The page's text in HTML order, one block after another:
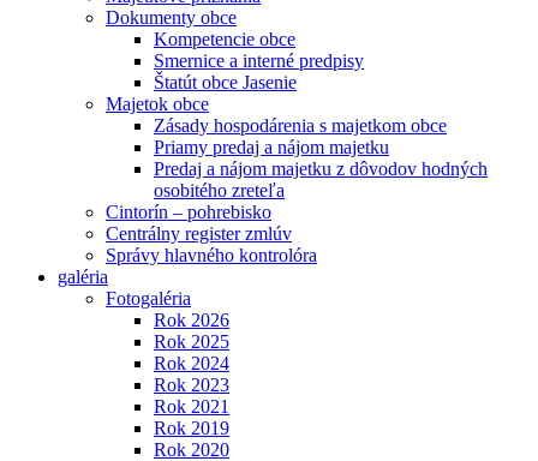
Dokumenty obce
Kompetencie obce
Smernice a interné predpisy
Štatút obce Jasenie
Majetok obce
Zásady hospodárenia s majetkom obce
Priamy predaj a nájom majetku
Predaj a nájom majetku z dôvodov hodných
osobitého zreteľa
Cintorín – pohrebisko
Centrálny register zmlúv
Správy hlavného kontrolóra
galéria
Fotogaléria
Rok 2026
Rok 2025
Rok 2024
Rok 2023
Rok 2021
Rok 2019
Rok 2020